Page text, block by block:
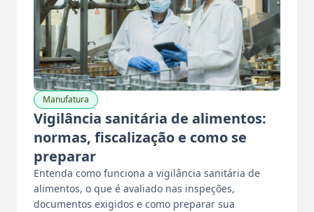
Manufatura
Vigilância sanitária de alimentos:
normas, fiscalização e como se
preparar
Entenda como funciona a vigilância sanitária de
alimentos, o que é avaliado nas inspeções,
documentos exigidos e como preparar sua